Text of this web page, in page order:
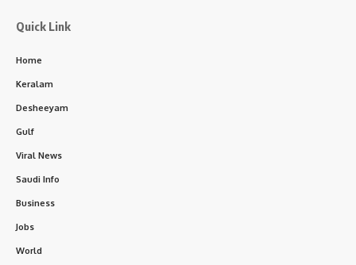
Quick Link
Home
Keralam
Desheeyam
Gulf
Viral News
Saudi Info
Business
Jobs
World